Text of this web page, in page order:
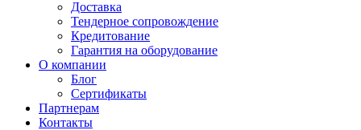
Доставка
Тендерное сопровождение
Кредитование
Гарантия на оборудование
О компании
Блог
Сертификаты
Партнерам
Контакты